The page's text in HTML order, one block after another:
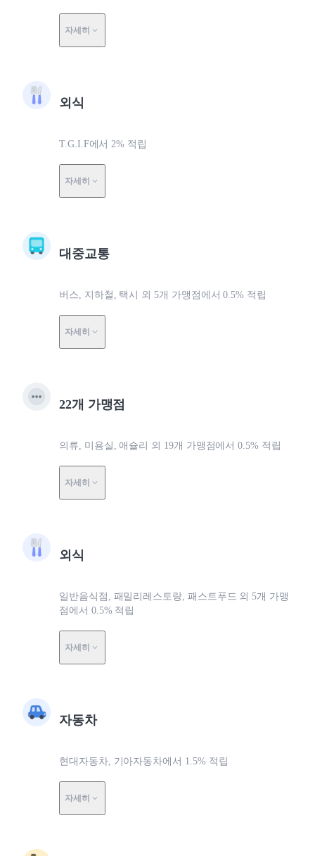
자세히
외식
T.G.I.F에서 2% 적립
자세히
대중교통
버스, 지하철, 택시 외 5개 가맹점에서 0.5% 적립
자세히
22개 가맹점
의류, 미용실, 애슐리 외 19개 가맹점에서 0.5% 적립
자세히
외식
일반음식점, 패밀리레스토랑, 패스트푸드 외 5개 가맹
점에서 0.5% 적립
자세히
자동차
현대자동차, 기아자동차에서 1.5% 적립
자세히